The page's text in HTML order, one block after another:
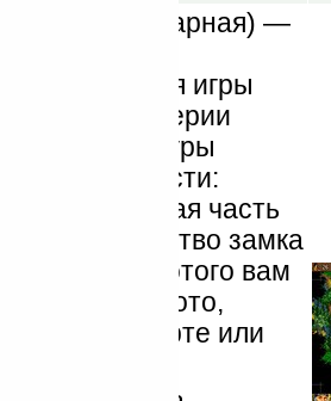
(шареварная) —
с
Вселенная игры
игр серии
Принцип игры
на две части:
Первая часть
строительство замка
войска. Для этого вам
и золото,
найти на карте или
Чтобы